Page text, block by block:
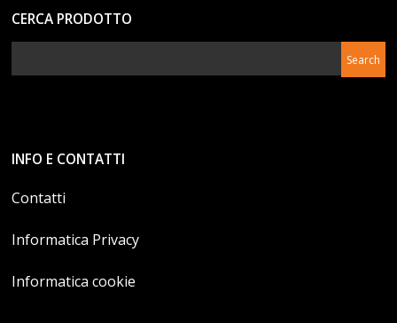
CERCA PRODOTTO
INFO E CONTATTI
Contatti
Informatica Privacy
Informatica cookie